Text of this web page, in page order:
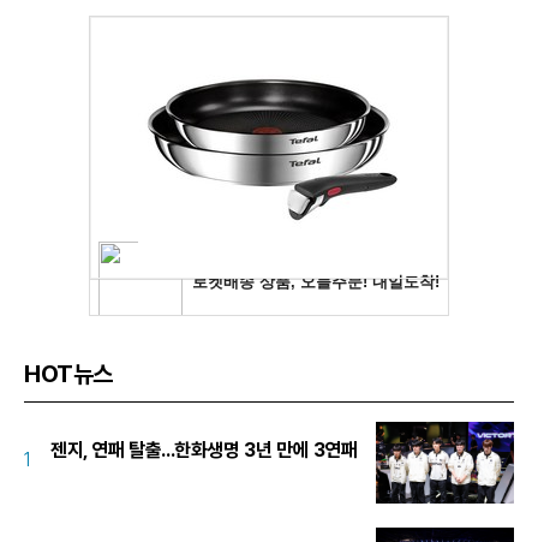
HOT뉴스
1 젠지, 연패 탈출...한화생명 3년 만에 3연패